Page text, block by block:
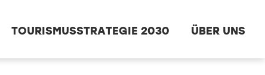
TOURISMUSSTRATEGIE 2030 ÜBER UNS